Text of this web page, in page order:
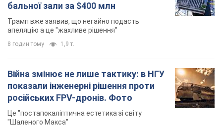
бальної зали за $400 млн
Трамп вже заявив, що негайно подасть
апеляцію а це "жахливе рішення"
8 годин тому 1,9 т.
Війна змінює не лише тактику: в НГУ
показали інженерні рішення проти
російських FPV-дронів. Фото
Це "постапокаліптична естетика зі світу
"Шаленого Макса"